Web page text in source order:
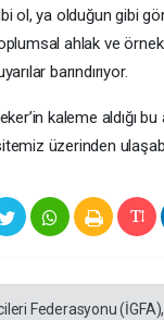
ol, ya olduğun gibi
toplumsal ahlak ve
barındırıyor.
kaleme aldığı bu
üzerinden
Federasyonu